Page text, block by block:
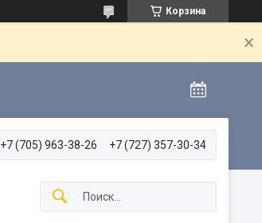
Корзина
+7 (705) 963-38-26 +7 (727) 357-30-34